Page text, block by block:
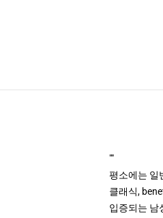
""
평소에는 일
클래식,
입증되는 남